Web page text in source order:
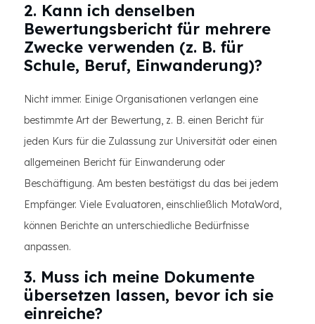
2. Kann ich denselben
Bewertungsbericht für mehrere
Zwecke verwenden (z. B. für
Schule, Beruf, Einwanderung)?
Nicht immer. Einige Organisationen verlangen eine
bestimmte Art der Bewertung, z. B. einen Bericht für
jeden Kurs für die Zulassung zur Universität oder einen
allgemeinen Bericht für Einwanderung oder
Beschäftigung. Am besten bestätigst du das bei jedem
Empfänger. Viele Evaluatoren, einschließlich MotaWord,
können Berichte an unterschiedliche Bedürfnisse
anpassen.
3. Muss ich meine Dokumente
übersetzen lassen, bevor ich sie
einreiche?